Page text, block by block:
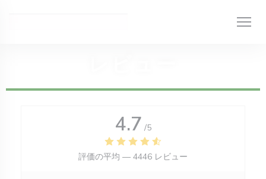
4.7 /5
評価の平均 — 4446 レビュー